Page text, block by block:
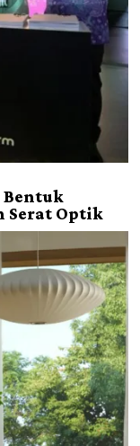
Bentuk
Serat Optik